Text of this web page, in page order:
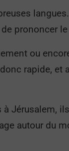
prononcer
ou
rapide, et
Jérusalem,
autour du